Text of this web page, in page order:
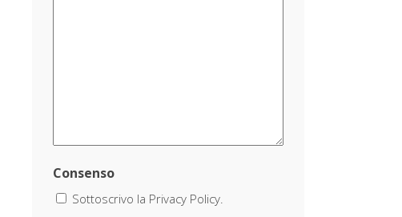
Consenso
Sottoscrivo la Privacy Policy.